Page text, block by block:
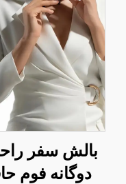
بالش سفر
دوگانه فوم